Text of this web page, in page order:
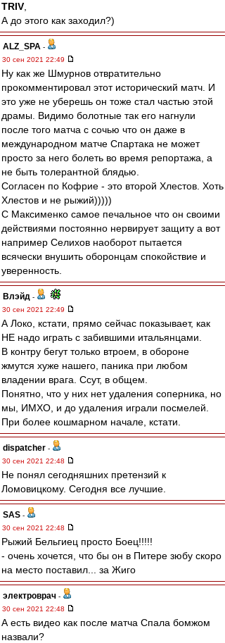
TRIV
А до этого как заходил?)
ALZ_SPA -
30 сен 2021 22:49
Ну как же Шмурнов отвратительно
прокомментировал этот исторический матч. И
это уже не уберешь он тоже стал частью этой
драмы. Видимо болотные так его нагнули
после того матча с сочью что он даже в
международном матче Спартака не может
просто за него болеть во время репортажа, а
не быть толерантной блядью.
Согласен по Кофрие - это второй Хлестов. Хоть
Хлестов и не рыжий)))))
С Максименко самое печальное что он своими
действиями постоянно нервирует защиту а вот
например Селихов наоборот пытается
всячески внушить оборонцам спокойствие и
уверенность.
Влэйд -
30 сен 2021 22:49
А Локо, кстати, прямо сейчас показывает, как
НЕ надо играть с забившими итальянцами.
В контру бегут только втроем, в обороне
жмутся хуже нашего, паника при любом
владении врага. Ссут, в общем.
Понятно, что у них нет удаления соперника, но
мы, ИМХО, и до удаления играли посмелей.
При более кошмарном начале, кстати.
dispatcher -
30 сен 2021 22:48
Не понял сегодняшних претензий к
Ломовицкому. Сегодня все лучшие.
SAS -
30 сен 2021 22:48
Рыжий Бельгиец просто Боец!!!!!
- очень хочется, что бы он в Питере зюбу скоро
на место поставил... за Жиго
электроврач -
30 сен 2021 22:48
А есть видео как после матча Спала бомжом
назвали?